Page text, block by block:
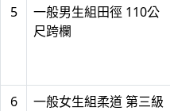
5
一般男生組田徑 110公
尺跨欄
6
一般女生組柔道 第三級